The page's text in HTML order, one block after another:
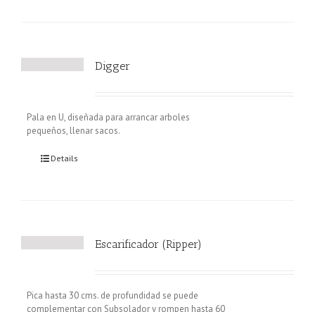
Digger
Pala en U, diseñada para arrancar arboles
pequeños, llenar sacos.
Details
Escarificador (Ripper)
Pica hasta 30 cms. de profundidad se puede
complementar con Subsolador y rompen hasta 60